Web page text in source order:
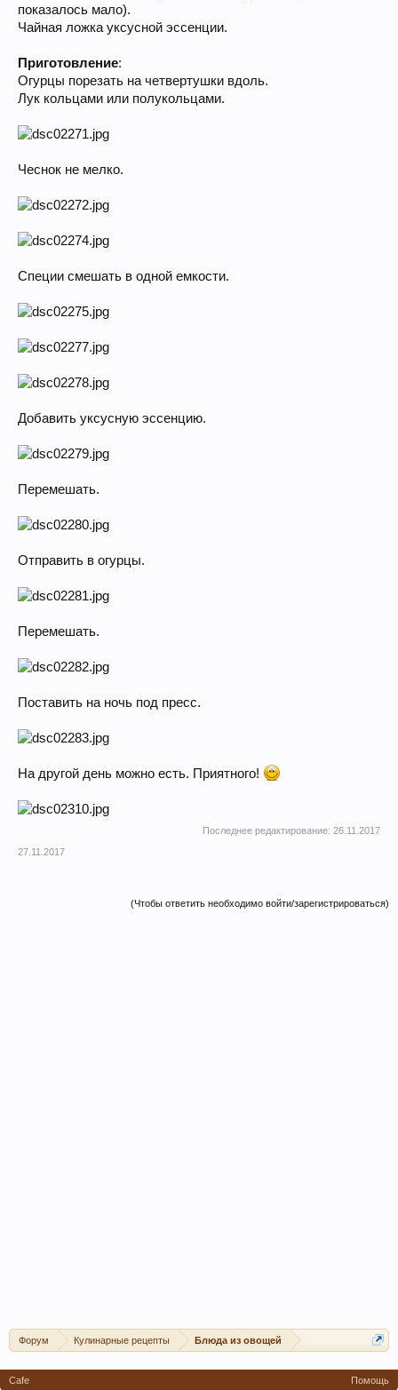
показалось мало).
Чайная ложка уксусной эссенции.
Приготовление:
Огурцы порезать на четвертушки вдоль.
Лук кольцами или полукольцами.
Чеснок не мелко.
Специи смешать в одной емкости.
Добавить уксусную эссенцию.
Перемешать.
Отправить в огурцы.
Перемешать.
Поставить на ночь под пресс.
На другой день можно есть. Приятного!
Последнее редактирование: 26.11.2017
27.11.2017
(Чтобы ответить необходимо войти/зарегистрироваться)
Форум Кулинарные рецепты Блюда из овощей
Cafe Помощь